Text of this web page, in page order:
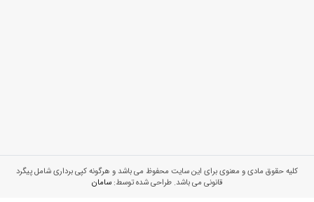
کلیه حقوق مادی و معنوی برای این سایت محفوظ می باشد و هرگونه کپی برداری شامل پیگرد
قانونی می باشد. طراحی شده توسط:سامان